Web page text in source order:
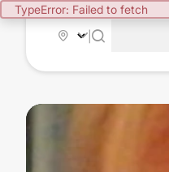
TypeError: Failed to fetch